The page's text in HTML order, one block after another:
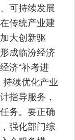
可持续发展
传统产业建
大创新驱
成临汾经济
济“补考进
续优化产业
指导服务，
务。要正确
强化部门综